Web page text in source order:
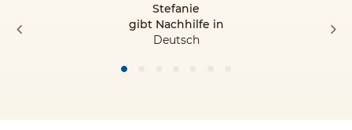
Stefanie
gibt Nachhilfe in
Deutsch